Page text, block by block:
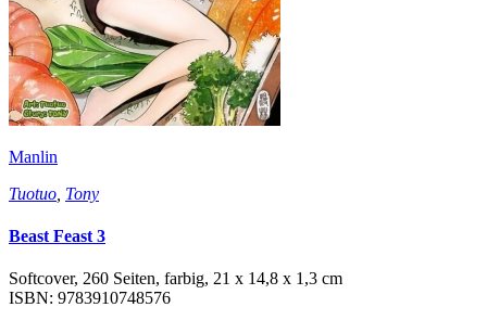
Manlin
Tuotuo Tony
Beast Feast 3
Softcover, 260 Seiten, farbig, 21 x 14,8 x 1,3 cm
ISBN: 9783910748576